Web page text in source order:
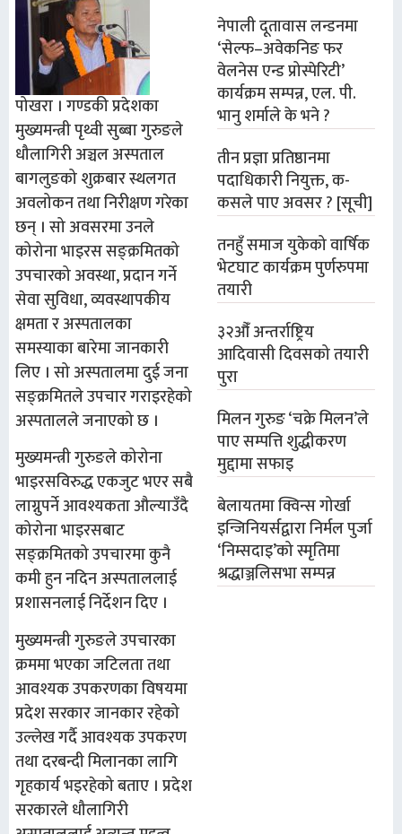
पोखरा । गण्डकी प्रदेशका
मुख्यमन्त्री पृथ्वी सुब्बा गुरुङले
धौलागिरी अञ्चल अस्पताल
बागलुङको शुक्रबार स्थलगत
अवलोकन तथा निरीक्षण गरेका
छन् । सो अवसरमा उनले
कोरोना भाइरस सङ्क्रमितको
उपचारको अवस्था, प्रदान गर्ने
सेवा सुविधा, व्यवस्थापकीय
क्षमता र अस्पतालका
समस्याका बारेमा जानकारी
लिए । सो अस्पतालमा दुई जना
सङ्क्रमितले उपचार गराइरहेको
अस्पतालले जनाएको छ ।
मुख्यमन्त्री गुरुङले कोरोना
भाइरसविरुद्ध एकजुट भएर सबै
लाग्नुपर्ने आवश्यकता औल्याउँदै
कोरोना भाइरसबाट
सङ्क्रमितको उपचारमा कुनै
कमी हुन नदिन अस्पताललाई
प्रशासनलाई निर्देशन दिए ।
मुख्यमन्त्री गुरुङले उपचारका
क्रममा भएका जटिलता तथा
आवश्यक उपकरणका विषयमा
प्रदेश सरकार जानकार रहेको
उल्लेख गर्दै आवश्यक उपकरण
तथा दरबन्दी मिलानका लागि
गृहकार्य भइरहेको बताए । प्रदेश
सरकारले धौलागिरी
नेपाली दूतावास लन्डनमा
‘सेल्फ–अवेकनिङ फर
वेलनेस एन्ड प्रोस्पेरिटी’
कार्यक्रम सम्पन्न, एल. पी.
भानु शर्माले के भने ?
तीन प्रज्ञा प्रतिष्ठानमा
पदाधिकारी नियुक्त, क-
कसले पाए अवसर ? [सूची]
तनहुँ समाज युकेको वार्षिक
भेटघाट कार्यक्रम पुर्णरुपमा
तयारी
३२औँ अन्तर्राष्ट्रिय
आदिवासी दिवसको तयारी
पुरा
मिलन गुरुङ ‘चक्रे मिलन’ले
पाए सम्पत्ति शुद्धीकरण
मुद्दामा सफाइ
बेलायतमा क्विन्स गोर्खा
इन्जिनियर्सद्वारा निर्मल पुर्जा
‘निम्सदाइ’को स्मृतिमा
श्रद्धाञ्जलिसभा सम्पन्न